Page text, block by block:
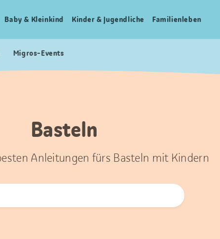
Baby & Kleinkind Kinder & Jugendliche Familien­leben
Migros-Events
Basteln
Anleitungen fürs Basteln mit Kindern